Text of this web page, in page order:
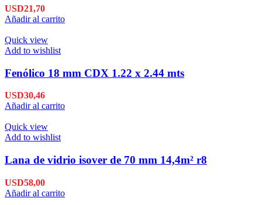
USD21,70
Añadir al carrito
Quick view
Add to wishlist
Fenólico 18 mm CDX 1.22 x 2.44 mts
USD30,46
Añadir al carrito
Quick view
Add to wishlist
Lana de vidrio isover de 70 mm 14,4m² r8
USD58,00
Añadir al carrito